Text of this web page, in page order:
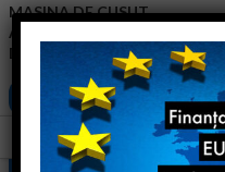
MASINA DE CUSUT
AUTOMATA CU 2 ACE SIRUBA
DT828L
Cere ofertă